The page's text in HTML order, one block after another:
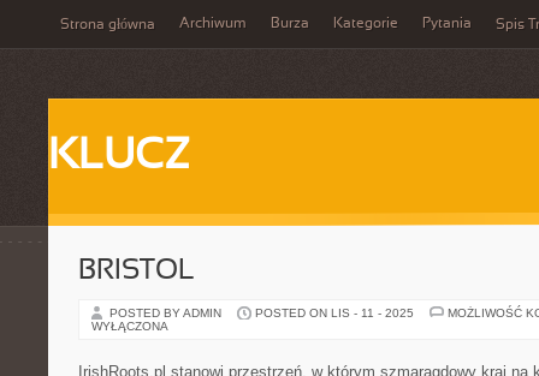
Strona główna Archiwum Burza Kategorie Pytania Spis
KLUCZ
BRISTOL
POSTED BY ADMIN POSTED ON LIS - 11 - 2025
MOŻLIWOŚĆ
WYŁĄCZONA
IrishRoots.pl stanowi przestrzeń, w którym szmaragdowy kraj na